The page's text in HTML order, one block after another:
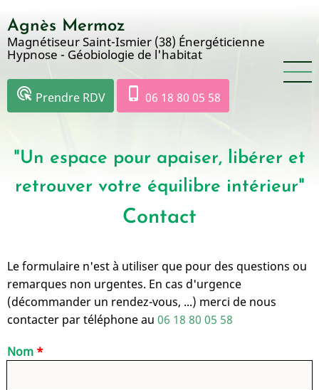
au
contenu
principal
Agnès Mermoz
Magnétiseur Saint-Ismier (38) Énergéticienne
Hypnose - Géobiologie de l'habitat
ads_click Prendre RDV phone_iphone 06 18 80 05 58
"Un espace pour apaiser, libérer et
retrouver votre équilibre intérieur"
Contact
Le formulaire n'est à utiliser que pour des questions ou
remarques non urgentes. En cas d'urgence
(décommander un rendez-vous, ...) merci de nous
contacter par téléphone au 06 18 80 05 58
Nom